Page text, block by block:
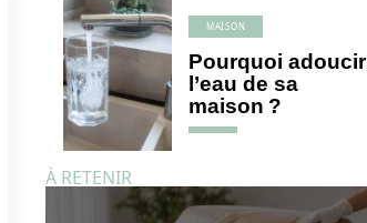
MAISON
Pourquoi adoucir
l’eau de sa
maison ?
À RETENIR